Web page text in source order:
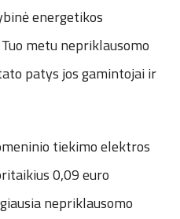
energetikos
metu nepriklausomo
patys jos gamintojai ir
tiekimo elektros
0,09 euro
nepriklausomo